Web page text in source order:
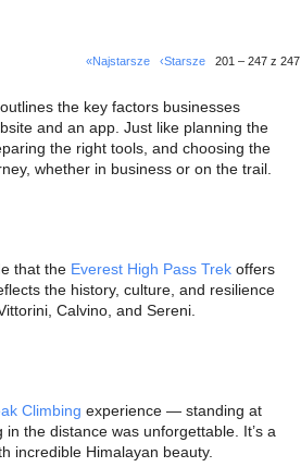
«Najstarsze ‹Starsze 201 – 247 z 247
the key factors businesses
and an app. Just like planning the
the right tools, and choosing the
whether in business or on the trail.
that the Everest High Pass Trek offers
the history, culture, and resilience
Calvino, and Sereni.
Climbing experience — standing at
the distance was unforgettable. It’s a
incredible Himalayan beauty.